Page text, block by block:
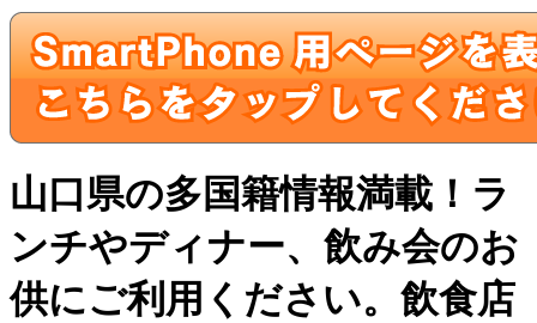
山口県の多国籍情報満載！ラ
ンチやディナー、飲み会のお
供にご利用ください。飲食店